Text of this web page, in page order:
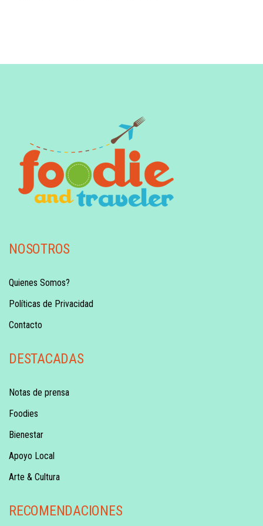
NOSOTROS
Quienes Somos?
Políticas de Privacidad
Contacto
DESTACADAS
Notas de prensa
Foodies
Bienestar
Apoyo Local
Arte & Cultura
RECOMENDACIONES